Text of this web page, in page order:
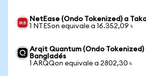
NetEase (Ondo Tokenized) a
1 NTESon equivale a 16.352,09 ৳
Arqit Quantum (Ondo Tokenized)
Bangladés
1 ARQQon equivale a 2802,30 ৳